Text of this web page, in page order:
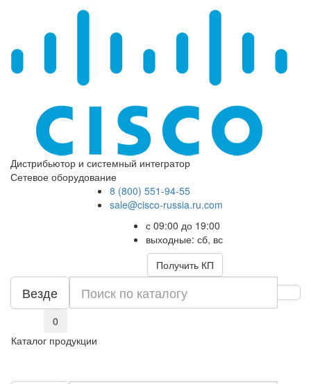
Дистрибьютор и системный интегратор
Сетевое оборудование
8 (800) 551-94-55
sale@cisco-russia.ru.com
с 09:00 до 19:00
выходные: сб, вс
Получить КП
Везде
0
Каталог продукции